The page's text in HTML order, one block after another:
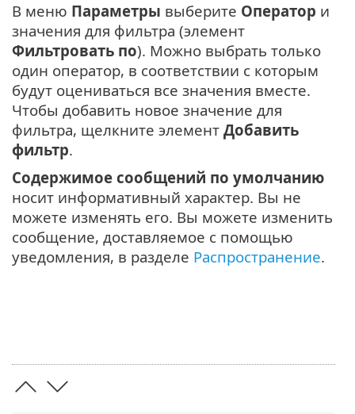
В меню Параметры выберите Оператор и
значения для фильтра (элемент
Фильтровать по). Можно выбрать только
один оператор, в соответствии с которым
будут оцениваться все значения вместе.
Чтобы добавить новое значение для
фильтра, щелкните элемент Добавить
фильтр.
Содержимое сообщений по умолчанию
носит информативный характер. Вы не
можете изменять его. Вы можете изменить
сообщение, доставляемое с помощью
уведомления, в разделе Распространение.